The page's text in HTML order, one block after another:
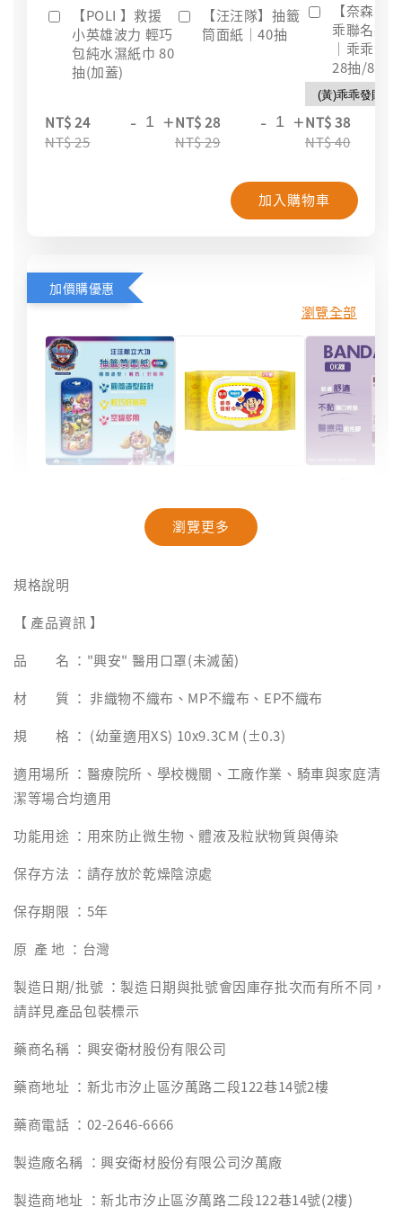
【POLI 】救援
小英雄波力 輕巧
包純水濕紙巾 80
抽(加蓋)
NT$ 24
NT$ 25
- +
【汪汪隊】抽籤
筒面紙｜40抽
NT$ 28
NT$ 29
- +
【奈森克
乖聯名款
｜乖乖發
28抽/88抽
NT$ 38
NT$ 40
加入購物車
加價購優惠
瀏覽全部
筒面紙｜40抽
NT$ 29
乖聯名款濕紙巾
｜乖乖發財巾｜
28抽/88抽
瀏覽更多
規格說明
【 產品資訊 】
品 名 ："興安" 醫用口罩(未滅菌)
材 質 ： 非織物不織布、MP不織布、EP不織布
規 格 ： (幼童適用XS) 10x9.3CM (±0.3)
適用場所 ：醫療院所、學校機關、工廠作業、騎車與家庭清
潔等場合均適用
功能用途 ：用來防止微生物、體液及粒狀物質與傳染
保存方法 ：請存放於乾燥陰涼處
保存期限 ：5年
原 產 地 ：台灣
製造日期/批號 ：製造日期與批號會因庫存批次而有所不同，
請詳見產品包裝標示
藥商名稱 ：興安衛材股份有限公司
藥商地址 ：新北市汐止區汐萬路二段122巷14號2樓
藥商電話 ：02-2646-6666
製造廠名稱 ：興安衛材股份有限公司汐萬廠
製造商地址 ：新北市汐止區汐萬路二段122巷14號(2樓)